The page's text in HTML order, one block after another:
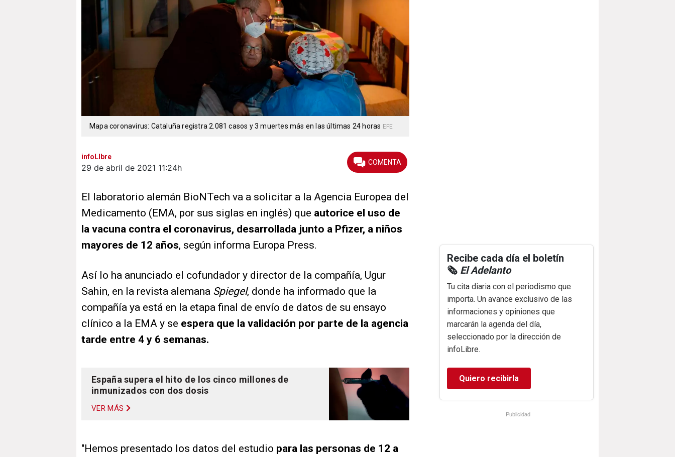
Mapa coronavirus: Cataluña registra 2.081 casos y 3 muertes más en las últimas 24 horas EFE
infoLIbre
29 de abril de 2021 11:24h
El laboratorio alemán BioNTech va a solicitar a la Agencia Europea del
Medicamento (EMA, por sus siglas en inglés) que autorice el uso de
la vacuna contra el coronavirus, desarrollada junto a Pfizer, a niños
mayores de 12 años, según informa Europa Press.
Así lo ha anunciado el cofundador y director de la compañía, Ugur
Sahin, en la revista alemana Spiegel, donde ha informado que la
compañía ya está en la etapa final de envío de datos de su ensayo
clínico a la EMA y se espera que la validación por parte de la agencia
tarde entre 4 y 6 semanas.
España supera el hito de los cinco millones de
inmunizados con dos dosis
VER MÁS
"Hemos presentado los datos del estudio para las personas de 12 a
Recibe cada día el boletín
🗞️ El Adelanto
Tu cita diaria con el periodismo que
importa. Un avance exclusivo de las
informaciones y opiniones que
marcarán la agenda del día,
seleccionado por la dirección de
infoLibre.
Quiero recibirla
Publicidad